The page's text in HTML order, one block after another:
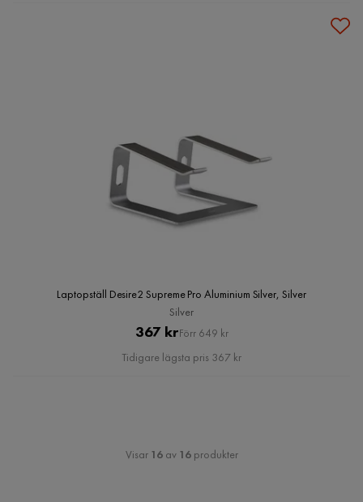
Laptopställ Desire2 Supreme Pro Aluminium Silver, Silver
Silver
Pris
367 krOriginal
Pris
Förr 649 kr
Tidigare lägsta pris 367 kr
Visar 16av 16produkter